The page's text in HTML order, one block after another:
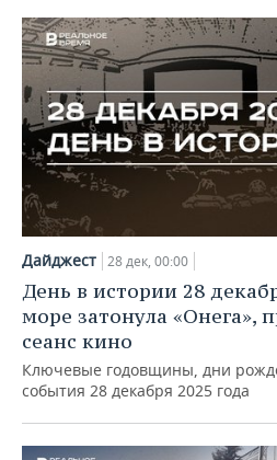
Дайджест 28 дек, 00:00
День в истории 28
море затонула «Онега»,
сеанс кино
Ключевые годовщины, дни
события 28 декабря 2025 года